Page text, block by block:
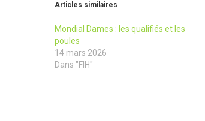
Articles similaires
Mondial Dames : les qualifiés et les
poules
14 mars 2026
Dans "FIH"